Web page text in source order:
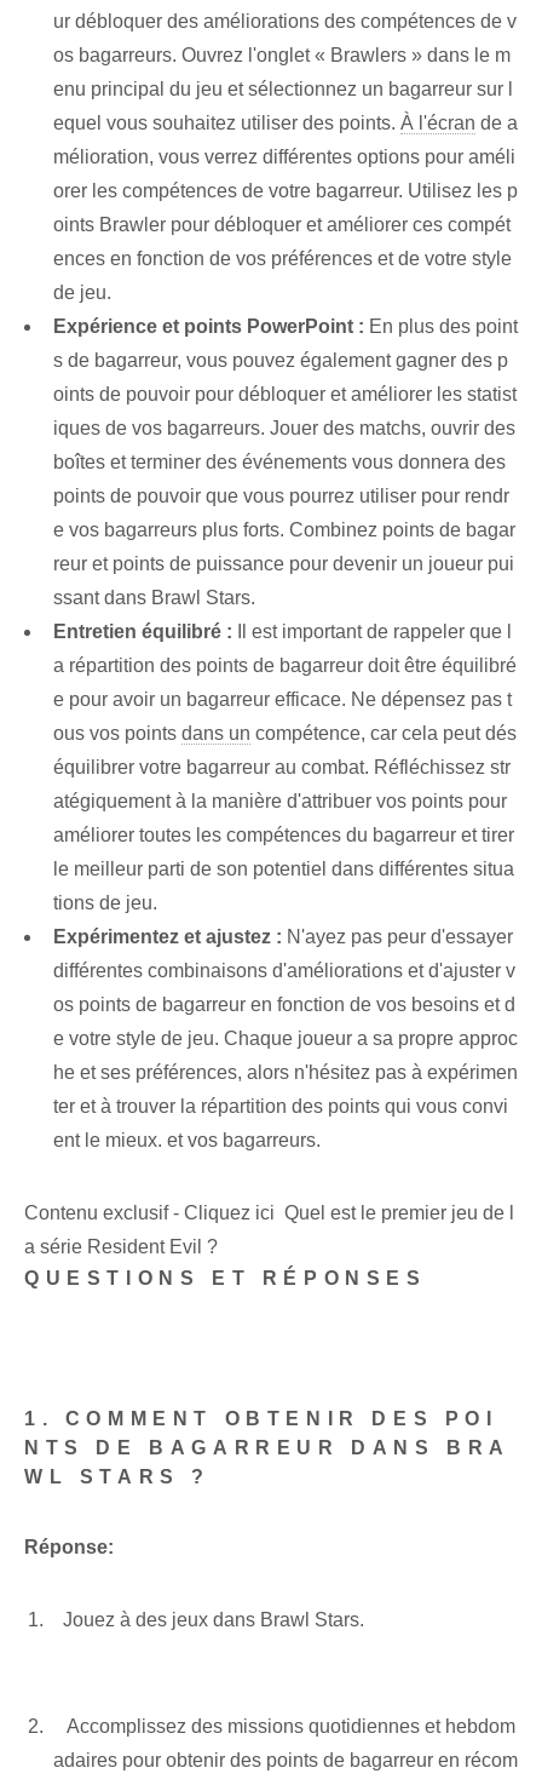
ur débloquer des améliorations des compétences de v
os bagarreurs. Ouvrez l'onglet « Brawlers » dans le m
enu principal du jeu et sélectionnez un bagarreur sur l
equel vous souhaitez utiliser des points. À l'écran de ⁣a
mélioration⁤, vous verrez ⁢différentes options pour améli
orer les compétences de votre bagarreur. Utilisez les p
oints Brawler pour débloquer et améliorer ces compét
ences en fonction de vos préférences et de votre style
de jeu.
Expérience et points PowerPoint : En plus des point
s de bagarreur, vous pouvez également gagner des p
oints de pouvoir pour débloquer et améliorer les statist
iques de vos bagarreurs. Jouer des matchs, ouvrir des
boîtes et terminer des événements vous donnera des
points de pouvoir que vous pourrez utiliser pour rendr
e vos bagarreurs plus forts. ⁢Combinez ‌points de bagar
reur et ⁤points de puissance pour devenir un joueur pui
ssant dans Brawl ⁤Stars.
Entretien équilibré : Il est important de rappeler que l
a répartition des points de bagarreur doit être équilibré
e pour avoir un bagarreur efficace. Ne dépensez pas t
ous vos points dans un compétence, car cela peut dés
équilibrer votre bagarreur au combat. Réfléchissez str
atégiquement à la manière d'attribuer vos points pour
améliorer toutes les compétences du bagarreur et tirer
le meilleur parti de son potentiel dans différentes situa
tions de jeu.
Expérimentez et ajustez : N'ayez pas peur d'essayer
différentes combinaisons d'améliorations et d'ajuster v
os points de bagarreur en fonction de vos besoins et d
e votre style de jeu. Chaque joueur a sa propre approc
he et ses préférences, alors n'hésitez pas à expérimen
ter et à trouver la répartition des points qui vous convi
ent le mieux. et vos bagarreurs.
Contenu exclusif - Cliquez ici Quel est le premier jeu de l
a série Resident Evil ?
QUESTIONS ET RÉPONSES
1. COMMENT OBTENIR DES POI
NTS DE BAGARREUR DANS BRA
WL STARS ?
Réponse:
‍ ‌ Jouez à des jeux dans Brawl Stars.
⁣ ‌ ‌ Accomplissez des missions quotidiennes et hebdom
adaires pour obtenir des points de bagarreur en récom